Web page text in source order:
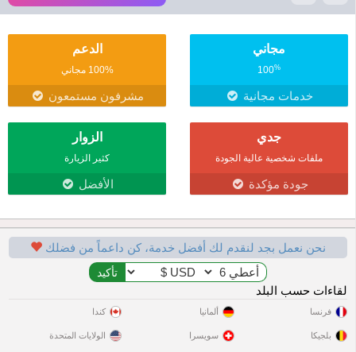
مجاني
100%
خدمات مجانية
الدعم
100% مجاني
مشرفون مستمعون
جدي
ملفات شخصية عالية الجودة
جودة مؤكدة
الزوار
كثير الزيارة
الأفضل
نحن نعمل بجد لنقدم لك أفضل خدمة، كن داعماً من فضلك
لقاءات حسب البلد
فرنسا
بلجيكا
ألمانيا
سويسرا
كندا
الولايات المتحدة